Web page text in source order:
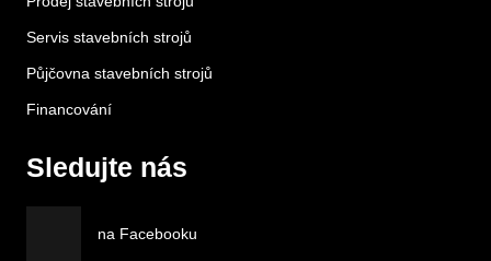
Servis stavebních strojů
Půjčovna stavebních strojů
Financování
Sledujte nás
na Facebooku